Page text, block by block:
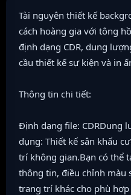
Tài nguyên thiết kế
cách hoàng gia với tông
định dạng CDR, dung
cầu thiết kế sự kiện và in
Thông tin chi tiết:
Định dạng file: CDRDung
dụng: Thiết kế sân khấu
trí không gian.Bạn có thể
thông tin, điều chỉnh màu
trang trí khác cho phù